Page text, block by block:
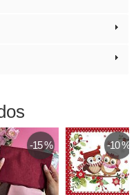
-15 % -10 %